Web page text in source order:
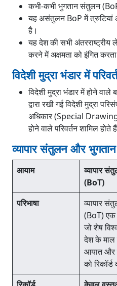
कभी-कभी भुगतान संतुलन
यह असंतुलन BoP में त्रुटियां
है।
यह देश की सभी अंतरराष्ट्रीय
करने में अक्षमता को इंगित
विदेशी मुद्रा भंडार में
विदेशी मुद्रा भंडार में होने वाले
द्वारा रखी गई विदेशी मुद्रा
अधिकार (Special
होने वाले परिवर्तन शामिल होते
व्यापार संतुलन और
आयाम
व्यापार
(BoT)
परिभाषा
व्यापार
(BoT) एक
जो शेष
देश के
आयात और
को